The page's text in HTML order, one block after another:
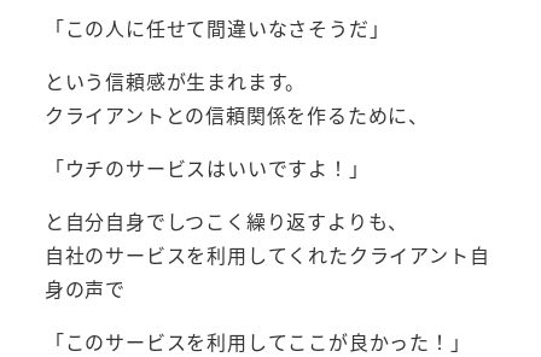
「この人に任せて間違いなさそうだ」
という信頼感が生まれます。
クライアントとの信頼関係を作るために、
「ウチのサービスはいいですよ！」
と自分自身でしつこく繰り返すよりも、
自社のサービスを利用してくれたクライアント自
身の声で
「このサービスを利用してここが良かった！」